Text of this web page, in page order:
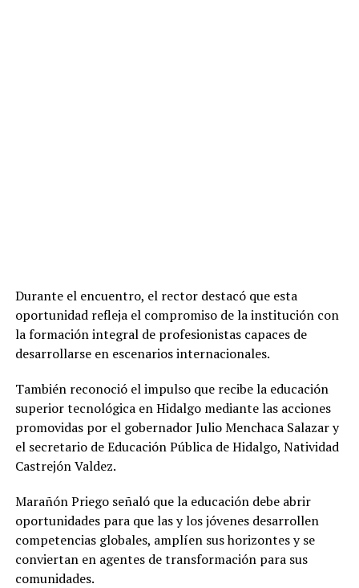
Durante el encuentro, el rector destacó que esta
oportunidad refleja el compromiso de la institución con
la formación integral de profesionistas capaces de
desarrollarse en escenarios internacionales.
También reconoció el impulso que recibe la educación
superior tecnológica en Hidalgo mediante las acciones
promovidas por el gobernador Julio Menchaca Salazar y
el secretario de Educación Pública de Hidalgo, Natividad
Castrejón Valdez.
Marañón Priego señaló que la educación debe abrir
oportunidades para que las y los jóvenes desarrollen
competencias globales, amplíen sus horizontes y se
conviertan en agentes de transformación para sus
comunidades.